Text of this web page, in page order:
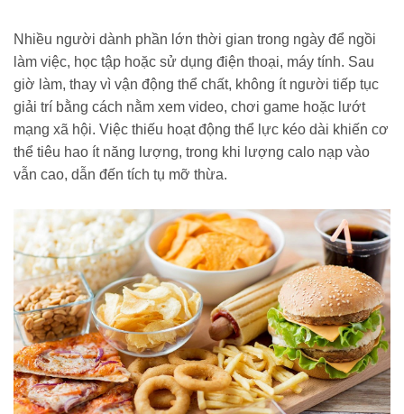
Nhiều người dành phần lớn thời gian trong ngày để ngồi
làm việc, học tập hoặc sử dụng điện thoại, máy tính. Sau
giờ làm, thay vì vận động thể chất, không ít người tiếp tục
giải trí bằng cách nằm xem video, chơi game hoặc lướt
mạng xã hội. Việc thiếu hoạt động thể lực kéo dài khiến cơ
thể tiêu hao ít năng lượng, trong khi lượng calo nạp vào
vẫn cao, dẫn đến tích tụ mỡ thừa.